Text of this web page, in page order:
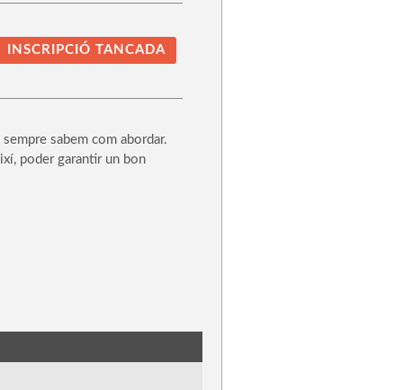
INSCRIPCIÓ TANCADA
sabem com abordar.
poder garantir un bon